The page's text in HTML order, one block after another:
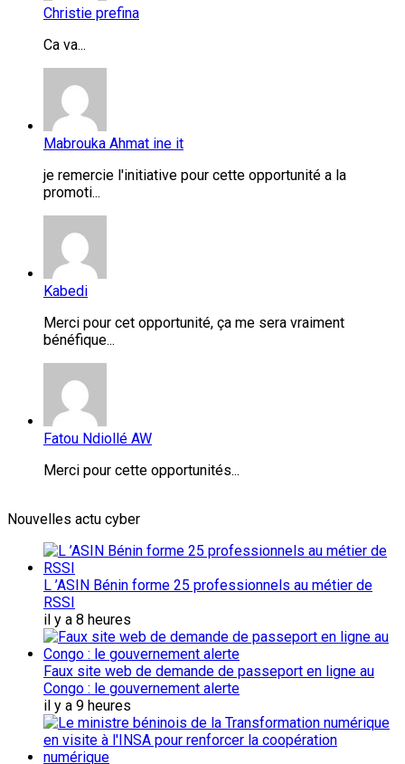
Christie prefina
Ca va...
Mabrouka Ahmat ine it
je remercie l'initiative pour cette opportunité a la
promoti...
Kabedi
Merci pour cet opportunité, ça me sera vraiment
bénéfique...
Fatou Ndiollé AW
Merci pour cette opportunités...
Nouvelles actu cyber
L ’ASIN Bénin forme 25 professionnels au métier de
RSSI
il y a 8 heures
Faux site web de demande de passeport en ligne au
Congo : le gouvernement alerte
il y a 9 heures